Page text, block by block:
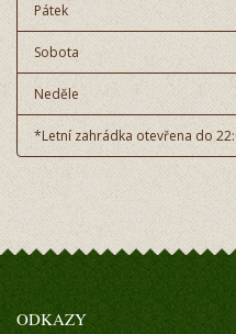
Pátek
Sobota
Neděle
*Letní zahrádka otevřena do
ODKAZY